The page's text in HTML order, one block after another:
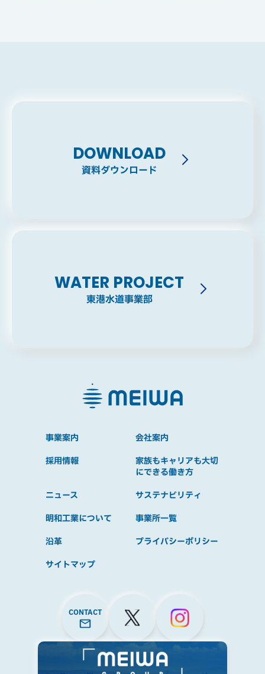
DOWNLOAD
資料ダウンロード
WATER PROJECT
東港水道事業部
事業案内
会社案内
採用情報
家族もキャリアも大切
にできる働き方
ニュース
サステナビリティ
明和工業について
事業所一覧
沿革
プライバシーポリシー
サイトマップ
CONTACT